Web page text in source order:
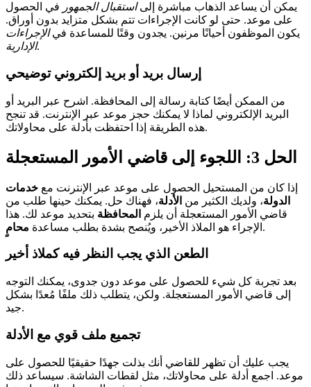
يمكن أن يساعد الذهاب مباشرة إلىاستقبال الجمهور في الحصول
على موعد. حتى لو كانت الإجراءات تتم بشكل متزايد بدون أوراق.
يكون الموظفون أحيانًا مرنين. يجدون وقتًا للمساعدة فيالإجراءات
الإدارية.
إرسال بريد أو بريد إلكتروني توضيحي
من الممكن أيضًا كتابة رسالة إلى المحافظة. اشرح عبر البريد أو
البريد الإلكتروني لماذا لا يمكنك حجز موعد عبر الإنترنت. قد تنجح
هذه الطريقة إذا احتفظت بأدلة على محاولاتك.
الحل 3: اللجوء إلى قاضي الأمور المستعجلة
إذا كان من المستحيل الحصول على موعد عبر الإنترنت مع خدمات
الدولة، ولديك الكثير من الأدلة، فهناك حل. يمكنك حينها طلب من
قاضي الأمور المستعجلة أن يلزم المحافظة بتحديد موعد لك. هذا
الإجراء هو الملاذ الأخير، ويُنصح بشدة بطلب مساعدة محامٍ .
الطعن الذي يجب النظر فيه كملاذ أخير
بعد تجربة كل شيء للحصول على موعد دون جدوى، يمكنك التوجه
إلى قاضي الأمور المستعجلة. ولكن، يتطلب ذلك ملفًا مُعدًا بشكل
جيد.
تجميع ملف قوي مع الأدلة
يجب عليك أن تظهر للقاضي أنك بذلت جهدًا حقيقيًا للحصول على
موعد. اجمع أدلة على محاولاتك، مثل لقطات الشاشة. سيساعد ذلك